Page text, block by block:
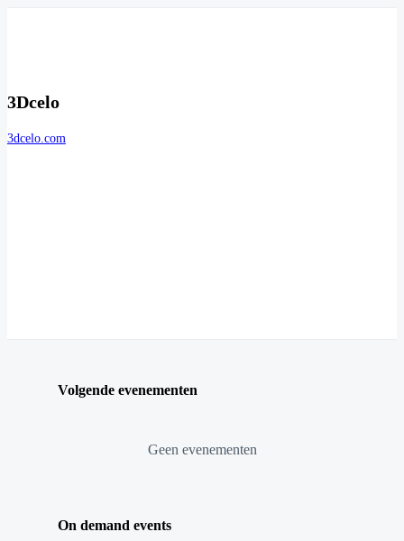
3Dcelo
3dcelo.com
Volgende evenementen
Geen evenementen
On demand events